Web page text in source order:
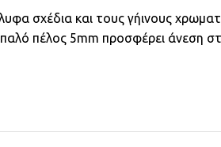
σχέδια και τους γήινους
πέλος 5mm προσφέρει άνεση